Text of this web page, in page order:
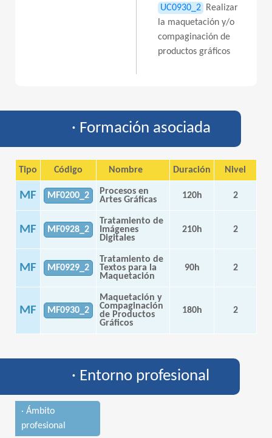
UC0930_2
Realizar
la maquetación y/o
compaginación de
productos gráficos
· Formación asociada
Tipo Código Nombre Duración Nivel
MF MF0200_2
Procesos en
Artes Gráficas
120h 2
MF MF0928_2
Tratamiento de
Imágenes
Digitales
210h 2
MF MF0929_2
Tratamiento de
Textos para la
Maquetación
90h 2
MF MF0930_2
Maquetación y
Compaginación
de Productos
Gráficos
180h 2
· Entorno profesional
· Ámbito
profesional